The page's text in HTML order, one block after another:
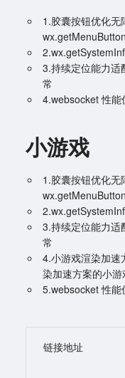
1.胶囊按钮优化无
3.持续定位能力适
常
4.websocket 性能
小游戏
1.胶囊按钮优化无
3.持续定位能力适
常
4.小游戏渲染加速
染加速方案的小
5.websocket 性能
链接地址